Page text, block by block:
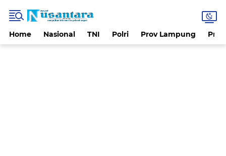
Home Nasional TNI Polri Prov Lampung